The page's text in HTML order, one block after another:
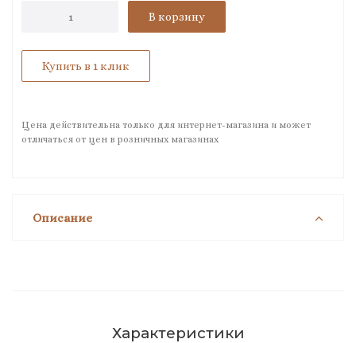
В корзину
Купить в 1 клик
Цена действительна только для интернет-магазина и может
отличаться от цен в розничных магазинах
Описание
Характеристики